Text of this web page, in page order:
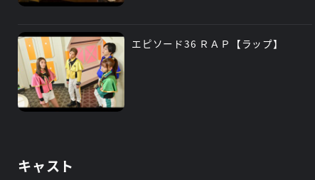
エピソード36 ＲＡＰ【ラップ】
キャスト